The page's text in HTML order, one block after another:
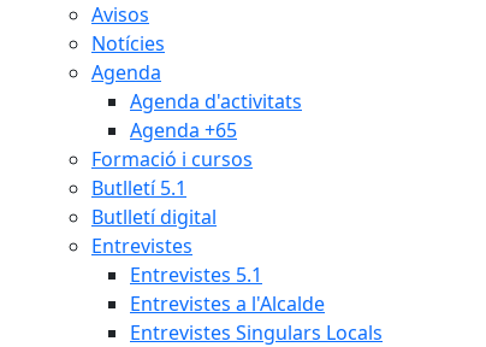
Avisos
Notícies
Agenda
Agenda d'activitats
Agenda +65
Formació i cursos
Butlletí 5.1
Butlletí digital
Entrevistes
Entrevistes 5.1
Entrevistes a l'Alcalde
Entrevistes Singulars Locals